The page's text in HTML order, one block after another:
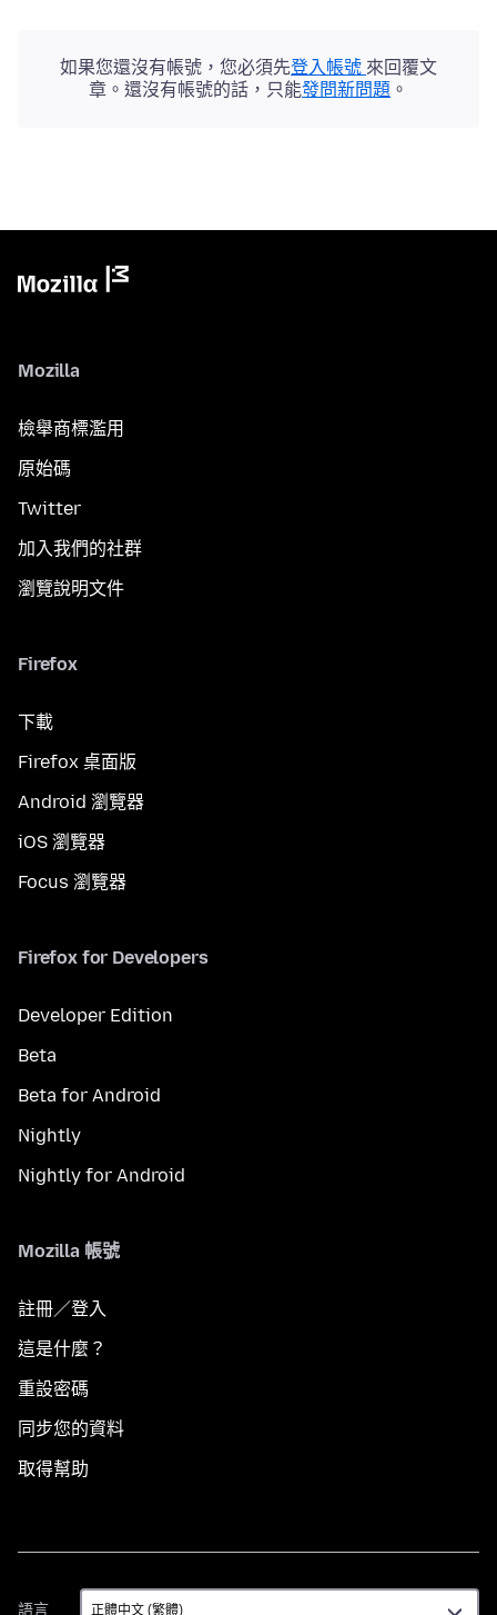
如果您還沒有帳號，您必須先登入帳號 來回覆文
章。還沒有帳號的話，只能發問新問題 。
Mozilla
檢舉商標濫用
原始碼
Twitter
加入我們的社群
瀏覽說明文件
Firefox
下載
Firefox 桌面版
Android 瀏覽器
iOS 瀏覽器
Focus 瀏覽器
Firefox for Developers
Developer Edition
Beta
Beta for Android
Nightly
Nightly for Android
Mozilla 帳號
註冊／登入
這是什麼？
重設密碼
同步您的資料
取得幫助
語言
語